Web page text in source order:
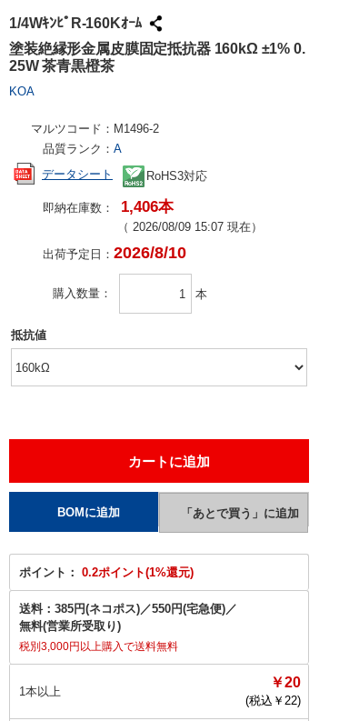
1/4WｷﾝﾋﾟR-160Kｵｰﾑ
塗装絶縁形金属皮膜固定抵抗器 160kΩ ±1% 0.
25W 茶青黒橙茶
KOA
マルツコード： M1496-2
品質ランク： A
データシート
RoHS3対応
即納在庫数： 1,406本
（ 2026/08/09 15:07 現在）
出荷予定日： 2026/8/10
購入数量 本
抵抗値
ポイント： 0.2ポイント(1%還元)
送料： 385円(ネコポス)／550円(宅急便)／
無料(営業所受取り)
税別3,000円以上購入で送料無料
1本以上
￥20
(税込￥ 22)